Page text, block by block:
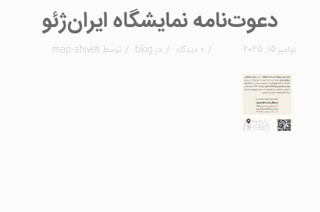
دعوت‌نامه نمایشگاه ایران‌ژئو
نوامبر 15, 2025 / 0 دیدگاه / در blog
/ توسط map-shiveh